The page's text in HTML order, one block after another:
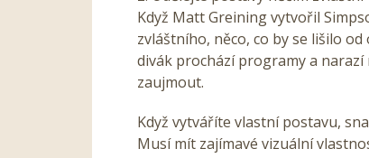
Když Matt Greining vytvořil
zvláštního, něco, co by se lišilo
divák prochází programy a
zaujmout.
Když vytváříte vlastní postavu,
Musí mít zajímavé vizuální